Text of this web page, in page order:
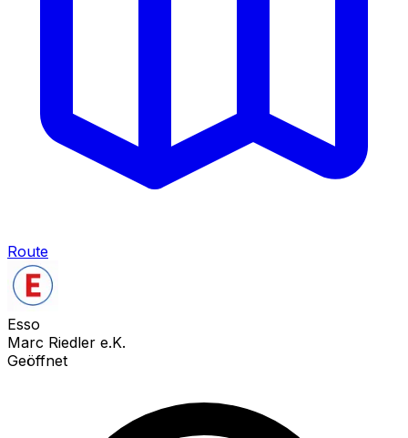
Route
Esso
Marc Riedler e.K.
Geöffnet